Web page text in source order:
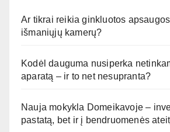
Ar tikrai reikia ginkluotos
išmaniųjų kamerų?
Kodėl dauguma nusiperka
aparatą – ir to net nesupranta?
Nauja mokykla Domeikavoje –
pastatą, bet ir į bendruomenės